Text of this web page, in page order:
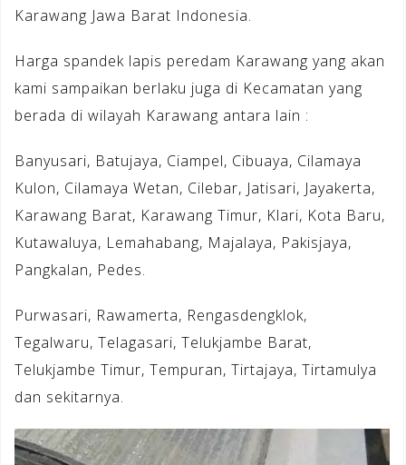
Karawang Jawa Barat Indonesia.
Harga spandek lapis peredam Karawang yang akan
kami sampaikan berlaku juga di Kecamatan yang
berada di wilayah Karawang antara lain :
Banyusari, Batujaya, Ciampel, Cibuaya, Cilamaya
Kulon, Cilamaya Wetan, Cilebar, Jatisari, Jayakerta,
Karawang Barat, Karawang Timur, Klari, Kota Baru,
Kutawaluya, Lemahabang, Majalaya, Pakisjaya,
Pangkalan, Pedes.
Purwasari, Rawamerta, Rengasdengklok,
Tegalwaru, Telagasari, Telukjambe Barat,
Telukjambe Timur, Tempuran, Tirtajaya, Tirtamulya
dan sekitarnya.